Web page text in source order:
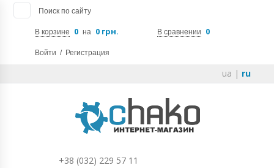
Поиск по сайту
В корзине 0 на 0 грн. В сравнении 0
Войти / Регистрация
ua | ru
+38 (032) 229 57 11